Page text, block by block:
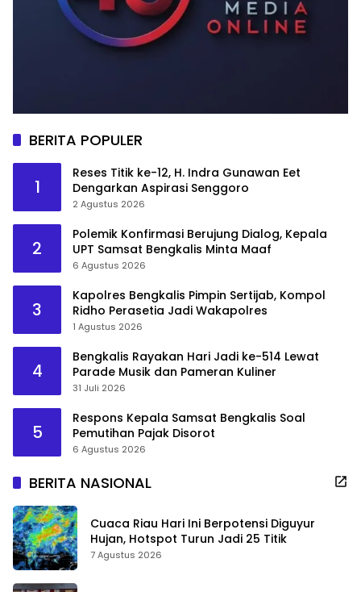
BERITA POPULER
1
Reses Titik ke-12, H. Indra Gunawan Eet
Dengarkan Aspirasi Senggoro
2 Agustus 2026
2
Polemik Konfirmasi Berujung Dialog, Kepala
UPT Samsat Bengkalis Minta Maaf
6 Agustus 2026
3
Kapolres Bengkalis Pimpin Sertijab, Kompol
Ridho Perasetia Jadi Wakapolres
1 Agustus 2026
4
Bengkalis Rayakan Hari Jadi ke-514 Lewat
Parade Musik dan Pameran Kuliner
31 Juli 2026
5
Respons Kepala Samsat Bengkalis Soal
Pemutihan Pajak Disorot
6 Agustus 2026
BERITA NASIONAL
Cuaca Riau Hari Ini Berpotensi Diguyur
Hujan, Hotspot Turun Jadi 25 Titik
7 Agustus 2026